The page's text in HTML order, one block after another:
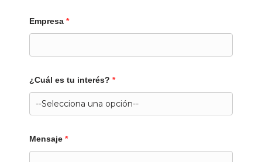
Empresa *
¿Cuál es tu interés? *
Mensaje *